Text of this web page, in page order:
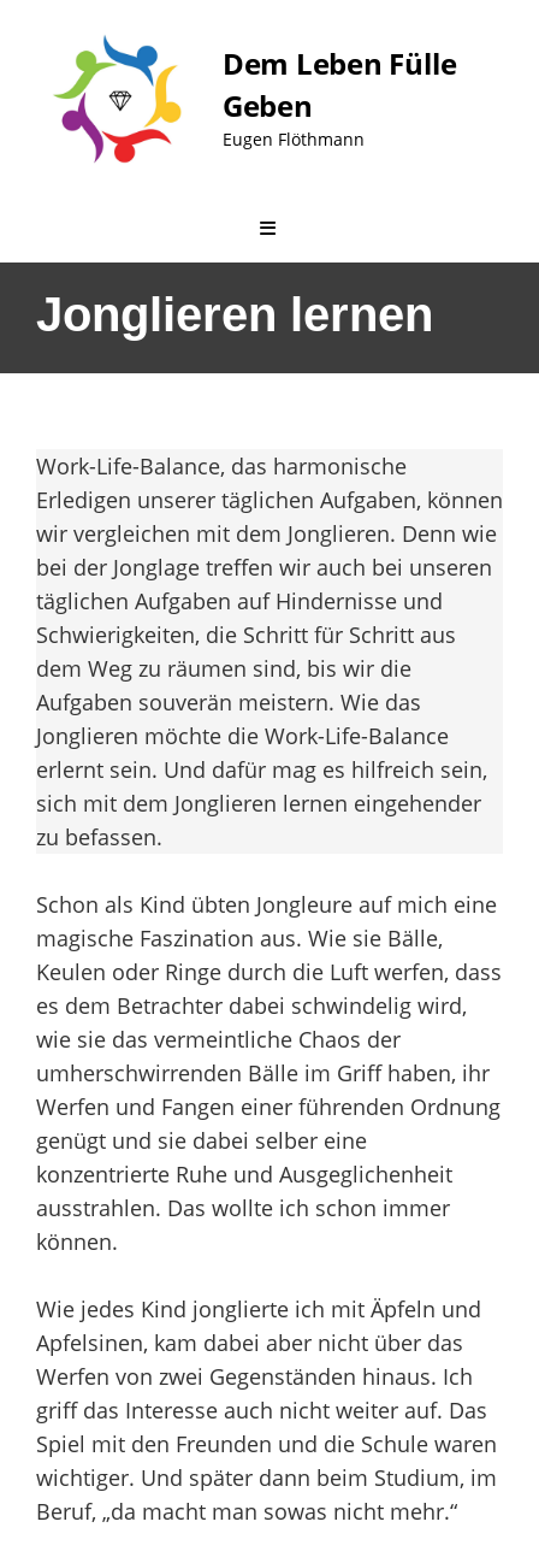
content
Dem Leben Fülle
Geben
Eugen Flöthmann
Jonglieren lernen
Work-Life-Balance, das harmonische
Erledigen unserer täglichen Aufgaben, können
wir vergleichen mit dem Jonglieren. Denn wie
bei der Jonglage treffen wir auch bei unseren
täglichen Aufgaben auf Hindernisse und
Schwierigkeiten, die Schritt für Schritt aus
dem Weg zu räumen sind, bis wir die
Aufgaben souverän meistern. Wie das
Jonglieren möchte die Work-Life-Balance
erlernt sein. Und dafür mag es hilfreich sein,
sich mit dem Jonglieren lernen eingehender
zu befassen.
Schon als Kind übten Jongleure auf mich eine
magische Faszination aus. Wie sie Bälle,
Keulen oder Ringe durch die Luft werfen, dass
es dem Betrachter dabei schwindelig wird,
wie sie das vermeintliche Chaos der
umherschwirrenden Bälle im Griff haben, ihr
Werfen und Fangen einer führenden Ordnung
genügt und sie dabei selber eine
konzentrierte Ruhe und Ausgeglichenheit
ausstrahlen. Das wollte ich schon immer
können.
Wie jedes Kind jonglierte ich mit Äpfeln und
Apfelsinen, kam dabei aber nicht über das
Werfen von zwei Gegenständen hinaus. Ich
griff das Interesse auch nicht weiter auf. Das
Spiel mit den Freunden und die Schule waren
wichtiger. Und später dann beim Studium, im
Beruf, „da macht man sowas nicht mehr.“